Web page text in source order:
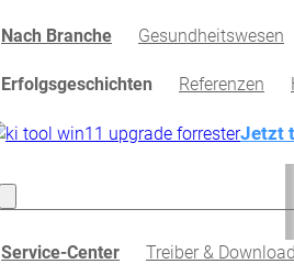
Nach Branche Gesundheitswesen
Erfolgsgeschichten Referenzen
Jetzt
Service-Center Treiber &